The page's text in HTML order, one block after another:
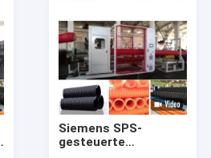
Siemens SPS-
gesteuerte